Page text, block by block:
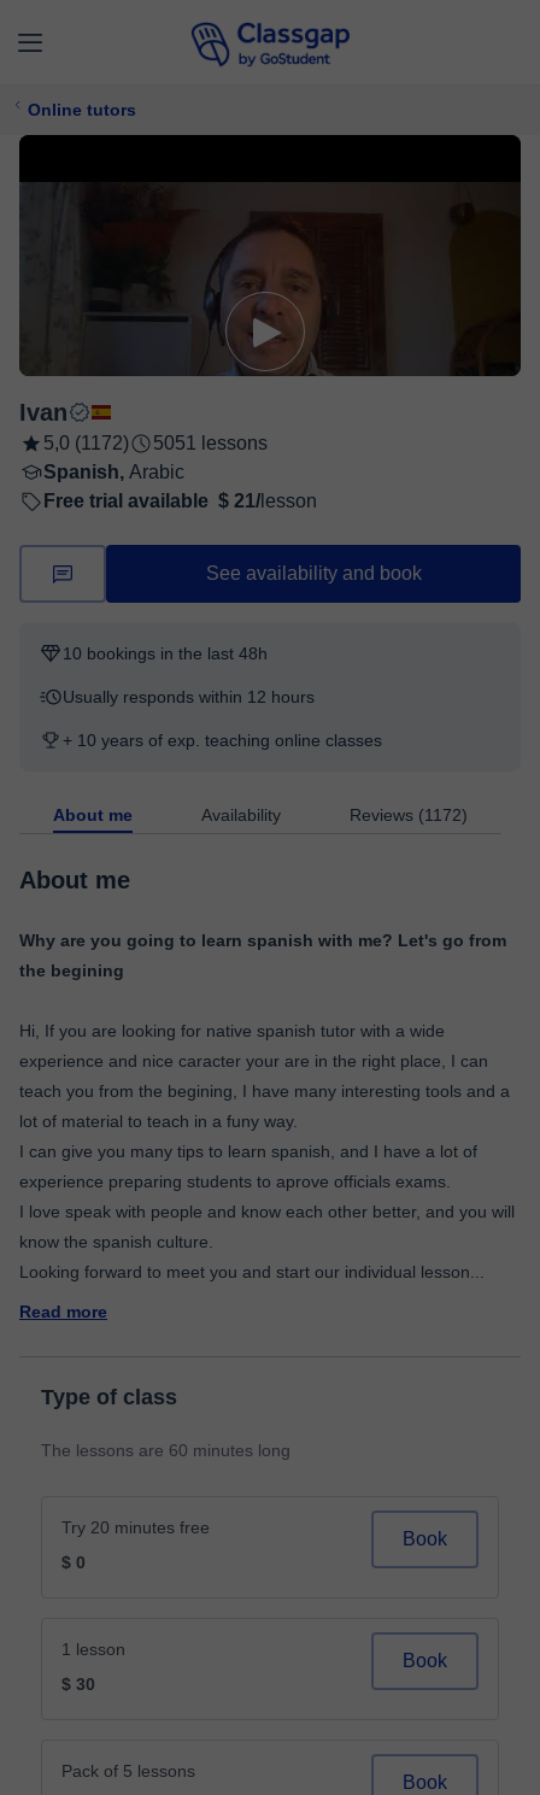
Online tutors
Ivan
5,0 (1172)
5051 lessons
Spanish, Arabic
Free trial available $ 21/ lesson
See availability and book
10 bookings in the last 48h
Usually responds within 12 hours
+ 10 years of exp. teaching online classes
About me Availability Reviews (1172)
About me
Why are you going to learn spanish with me? Let's go from
the begining
Hi, If you are looking for native spanish tutor with a wide
experience and nice caracter your are in the right place, I can
teach you from the begining, I have many interesting tools and a
lot of material to teach in a funy way.
I can give you many tips to learn spanish, and I have a lot of
experience preparing students to aprove officials exams.
I love speak with people and know each other better, and you will
know the spanish culture.
Looking forward to meet you and start our individual lesson
Read more
Type of class
The lessons are 60 minutes long
Try 20 minutes free
$ 0
Book
1 lesson
$ 30
Book
Pack of 5 lessons
Book